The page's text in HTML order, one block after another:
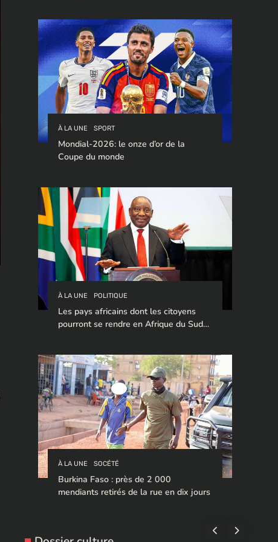
À LA UNE SPORT
Mondial-2026: le onze d’or de la
Coupe du monde
À LA UNE POLITIQUE
Les pays africains dont les citoyens
pourront se rendre en Afrique du Sud
À LA UNE SOCÉTÉ
Burkina Faso : près de 2 000
mendiants retirés de la rue en dix jours